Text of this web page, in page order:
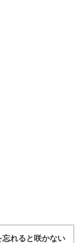
れると咲かない